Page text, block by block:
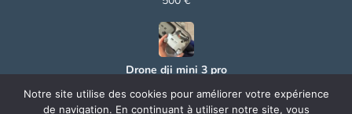
Drone dji mini 3 pro
Notre site utilise des cookies pour améliorer votre expérience
de navigation. En continuant à utiliser notre site, vous